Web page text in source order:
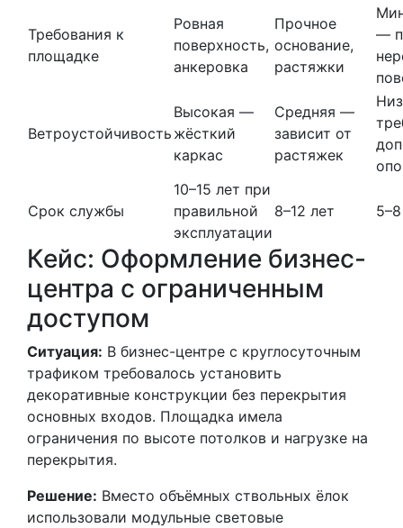
Требования к
площадке
Ровная
поверхность,
анкеровка
Прочное
основание,
растяжки
—
Ветроустойчивость
Высокая —
жёсткий
каркас
Средняя —
зависит от
растяжек
Срок службы
10–15 лет при
правильной
эксплуатации
8–12 лет
Кейс: Оформление бизнес-
центра с ограниченным
доступом
Ситуация: В бизнес-центре с круглосуточным
трафиком требовалось установить
декоративные конструкции без перекрытия
основных входов. Площадка имела
ограничения по высоте потолков и нагрузке на
перекрытия.
Решение: Вместо объёмных ствольных ёлок
использовали модульные световые